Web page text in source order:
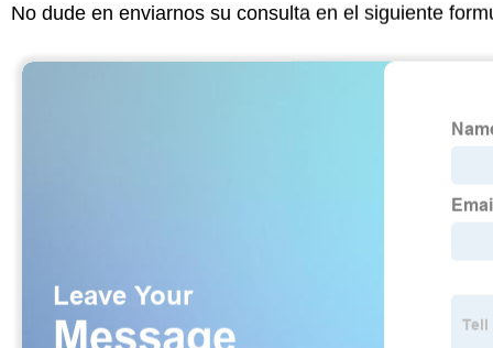
No dude en enviarnos su consulta en el siguiente